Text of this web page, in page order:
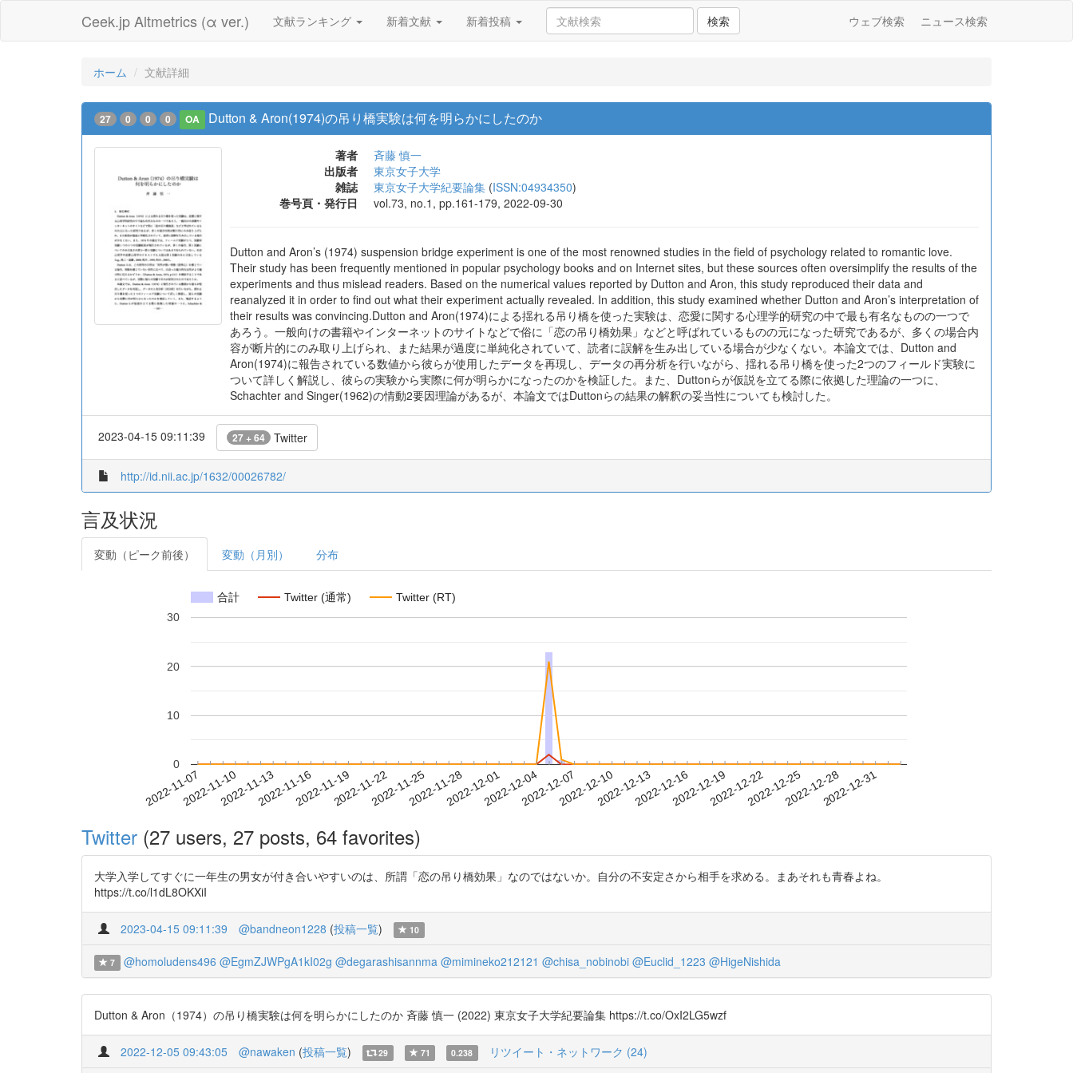
Ceek.jp Altmetrics (α ver.) 文献ランキング 新着文献 新着投稿 検索 ウェブ検索 ニュース検索
ホーム 文献詳細
27 0 0 0 OA Dutton & Aron(1974)の吊り橋実験は何を明らかにしたのか
著者
斉藤 慎一
出版者
東京女子大学
雑誌
東京女子大学紀要論集 (ISSN:04934350)
巻号頁・発行日
vol.73, no.1, pp.161-179, 2022-09-30
Dutton and Aron’s (1974) suspension bridge experiment is one of the most renowned studies in the field of psychology related to romantic love.
Their study has been frequently mentioned in popular psychology books and on Internet sites, but these sources often oversimplify the results of the
experiments and thus mislead readers. Based on the numerical values reported by Dutton and Aron, this study reproduced their data and
reanalyzed it in order to find out what their experiment actually revealed. In addition, this study examined whether Dutton and Aron’s interpretation of
their results was convincing.Dutton and Aron(1974)による揺れる吊り橋を使った実験は、恋愛に関する心理学的研究の中で最も有名なものの一つで
あろう。一般向けの書籍やインターネットのサイトなどで俗に「恋の吊り橋効果」などと呼ばれているものの元になった研究であるが、多くの場合内
容が断片的にのみ取り上げられ、また結果が過度に単純化されていて、読者に誤解を生み出している場合が少なくない。本論文では、Dutton and
Aron(1974)に報告されている数値から彼らが使用したデータを再現し、データの再分析を行いながら、揺れる吊り橋を使った2つのフィールド実験に
ついて詳しく解説し、彼らの実験から実際に何が明らかになったのかを検証した。また、Duttonらが仮説を立てる際に依拠した理論の一つに、
Schachter and Singer(1962)の情動2要因理論があるが、本論文ではDuttonらの結果の解釈の妥当性についても検討した。
2023-04-15 09:11:39 27 + 64 Twitter
http://id.nii.ac.jp/1632/00026782/
言及状況
変動（ピーク前後） 変動（月別） 分布
合計 Twitter (通常) Twitter (RT)
2022-11-072022-11-102022-11-132022-11-162022-11-192022-11-222022-11-252022-11-282022-12-012022-12-042022-12-072022-12-102022-12-132022-12-162022-12-192022-12-222022-12-252022-12-282022-12-31
0
10
20
30
Twitter (27 users, 27 posts, 64 favorites)
大学入学してすぐに一年生の男女が付き合いやすいのは、所謂「恋の吊り橋効果」なのではないか。自分の不安定さから相手を求める。まあそれも青春よね。
https://t.co/l1dL8OKXiI
2023-04-15 09:11:39 @bandneon1228 (投稿一覧) 10
7 @homoludens496 @EgmZJWPgA1kI02g @degarashisannma @mimineko212121 @chisa_nobinobi @Euclid_1223 @HigeNishida
Dutton & Aron（1974）の吊り橋実験は何を明らかにしたのか 斉藤 慎一 (2022) 東京女子大学紀要論集 https://t.co/OxI2LG5wzf
2022-12-05 09:43:05 @nawaken (投稿一覧) 29 71 0.238 リツイート・ネットワーク (24)